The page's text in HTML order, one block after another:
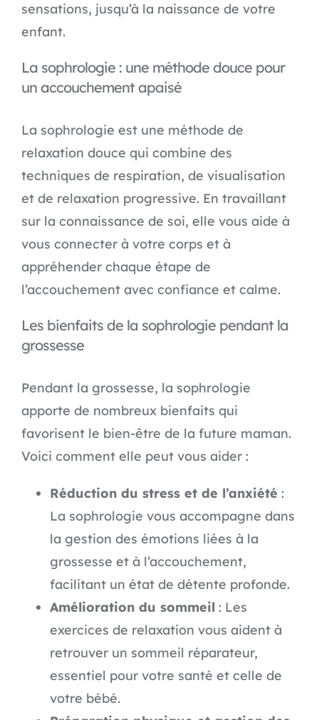
sensations, jusqu’à la naissance de votre
enfant.
La sophrologie : une méthode douce pour
un accouchement apaisé
La sophrologie est une méthode de
relaxation douce qui combine des
techniques de respiration, de visualisation
et de relaxation progressive. En travaillant
sur la connaissance de soi, elle vous aide à
vous connecter à votre corps et à
appréhender chaque étape de
l’accouchement avec confiance et calme.
Les bienfaits de la sophrologie pendant la
grossesse
Pendant la grossesse, la sophrologie
apporte de nombreux bienfaits qui
favorisent le bien-être de la future maman.
Voici comment elle peut vous aider :
Réduction du stress et de l’anxiété :
La sophrologie vous accompagne dans
la gestion des émotions liées à la
grossesse et à l’accouchement,
facilitant un état de détente profonde.
Amélioration du sommeil : Les
exercices de relaxation vous aident à
retrouver un sommeil réparateur,
essentiel pour votre santé et celle de
votre bébé.